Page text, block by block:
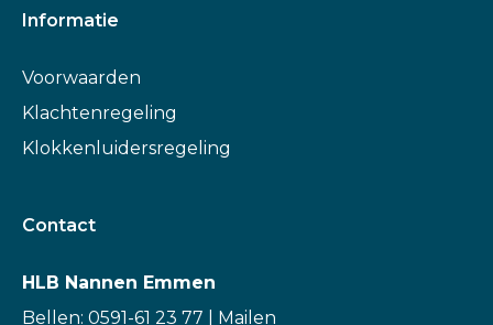
Informatie
Voorwaarden
Klachtenregeling
Klokkenluidersregeling
Contact
HLB Nannen Emmen
Bellen: 0591-61 23 77
Mailen